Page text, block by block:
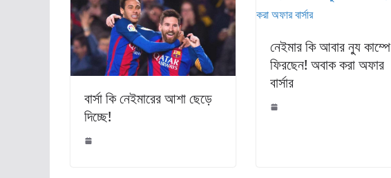
বার্সা কি নেইমারের আশা ছেড়ে
দিচ্ছে!
নেইমার কি আবার ন্যু কাম্পে
ফিরছেন! অবাক করা অফার
বার্সার